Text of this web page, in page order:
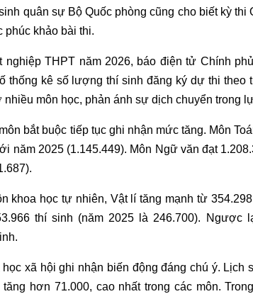
quân sự Bộ Quốc phòng cũng cho biết kỳ
phúc khảo bài thi.
nghiệp THPT năm 2026, báo điện tử Chính
thống kê số lượng thí sinh đăng ký dự thi
nhiều môn học, phản ánh sự dịch chuyển trong
bắt buộc tiếp tục ghi nhận mức tăng. Môn
năm 2025 (1.145.449). Môn Ngữ văn đạt
khoa học tự nhiên, Vật lí tăng mạnh từ
thí sinh (năm 2025 là 246.700). Ngược
học xã hội ghi nhận biến động đáng chú ý. Lịch
hơn 71.000, cao nhất trong các môn.